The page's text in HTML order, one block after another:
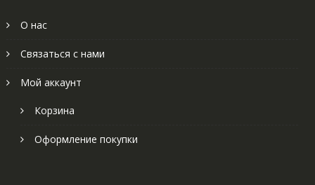
О нас
Связаться с нами
Мой аккаунт
Корзина
Оформление покупки